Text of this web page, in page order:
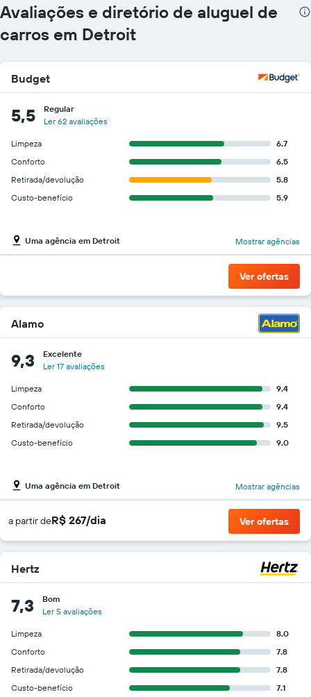
Avaliações e diretório de aluguel de
carros em Detroit
Budget
5,5
Regular
Ler 62 avaliações
Limpeza
6.7
Conforto
6.5
Retirada/devolução
5.8
Custo-benefício
5.9
Uma agência em Detroit Mostrar agências
Ver ofertas
Alamo
9,3
Excelente
Ler 17 avaliações
Limpeza
9.4
Conforto
9.4
Retirada/devolução
9.5
Custo-benefício
9.0
Uma agência em Detroit Mostrar agências
a partir deR$ 267/dia Ver ofertas
Hertz
7,3
Bom
Ler 5 avaliações
Limpeza
8.0
Conforto
7.8
Retirada/devolução
7.8
Custo-benefício
7.1